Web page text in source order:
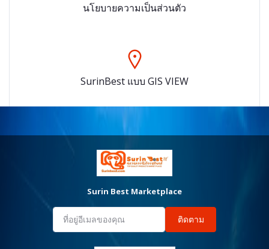
นโยบายความเป็นส่วนตัว
SurinBest แบบ GIS VIEW
Surin Best Marketplace
ติดตาม